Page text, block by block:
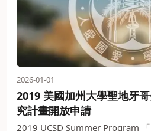
2026-01-01
2019 美國加州大學聖地牙
究計畫開放申請
2019 UCSD Summer Program